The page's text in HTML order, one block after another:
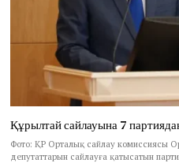
Құрылтай сайлауына 7
Фото: ҚР Орталық сайлау комиссиясы
депутаттарын сайлауға қатысатын